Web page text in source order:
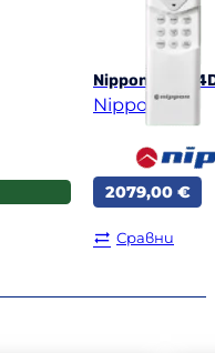
Nippon KFR
Nippon
2079,00 €
Сравни